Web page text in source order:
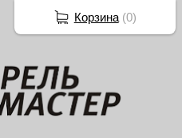
Корзина(0)